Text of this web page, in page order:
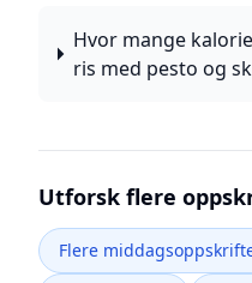
Hvor mange
ris med pesto og
Utforsk flere
Flere